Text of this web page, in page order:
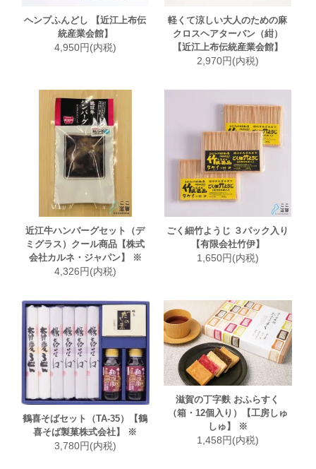
ヘンプふんどし 【近江上布伝
統産業会館】
4,950円(内税)
軽くて涼しい大人のための麻
クロスヘアターバン（紺）
【近江上布伝統産業会館】
2,970円(内税)
近江牛ハンバーグセット（デ
ミグラス）クール商品【株式
会社カルネ・ジャパン】 ※
4,326円(内税)
ごく細竹ようじ ３パック入り
【有限会社竹伊】
1,650円(内税)
鶴喜そばセット（TA-35）【鶴
喜そば製菓株式会社】 ※
3,780円(内税)
滋賀の丁字麩 おふらすく
（箱・12個入り）【工房しゅ
しゅ】 ※
1,458円(内税)